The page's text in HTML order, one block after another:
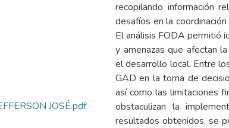
JOSÉ.pdf
recopilando información
desafíos en la
El análisis FODA permitió
y amenazas que afectan
el desarrollo local. Entre
GAD en la toma de
así como las limitaciones
obstaculizan la
resultados obtenidos, se